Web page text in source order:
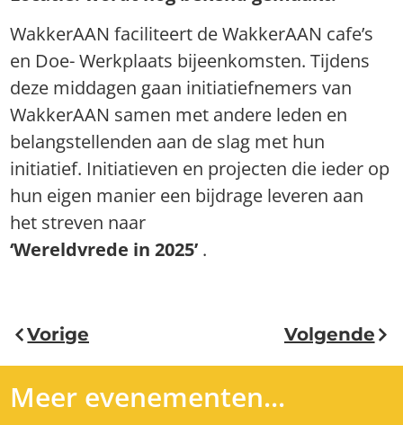
WakkerAAN faciliteert de WakkerAAN cafe’s
en Doe- Werkplaats bijeenkomsten. Tijdens
deze middagen gaan initiatiefnemers van
WakkerAAN samen met andere leden en
belangstellenden aan de slag met hun
initiatief. Initiatieven en projecten die ieder op
hun eigen manier een bijdrage leveren aan
het streven naar
‘Wereldvrede in 2025’ .
Vorige Volgende
Meer evenementen...